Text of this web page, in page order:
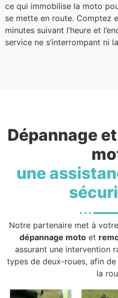
ce qui immobilise la moto
se mette en route. Comptez
minutes suivant l’heure et
service ne s’interrompant ni
Dépannage
une
Notre partenaire met à
dépannage motoet
assurant une intervention
types de deux-roues, afin
la